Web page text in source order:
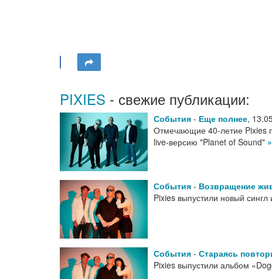
PIXIES - свежие публикации:
События - Еще полнее,
Отмечающие 40-летие Pixies
live-версию "Planet of Sound"
События - Возвращение
Pixies выпустили новый
События - Стараясь
Pixies выпустили альбом